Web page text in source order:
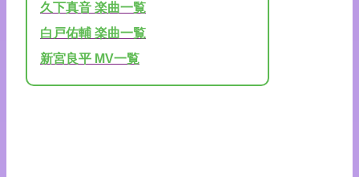
久下真音 楽曲一覧
白戸佑輔 楽曲一覧
新宮良平 MV一覧